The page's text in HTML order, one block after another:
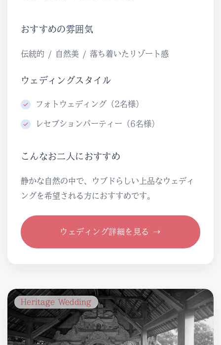
おすすめの雰囲気
伝統的 / 自然美 / 落ち着いたリゾート感
ウェディングスタイル
フォトウェディング（2名様）
レセプションパーティー（6名様）
こんなお二人におすすめ
静かな自然の中で、ウブドらしい上品なウェディ
ングを希望される方におすすめです。
ウェディング詳細を見る →
Heritage Wedding